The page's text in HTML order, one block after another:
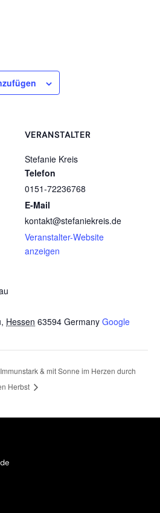
, Hessen 63594 Germany Google
VERANSTALTER
Stefanie Kreis
Telefon
0151-72236768
E-Mail
kontakt@stefaniekreis.de
Veranstalter-Website
anzeigen
Immunstark & mit Sonne im Herzen durch
Herbst